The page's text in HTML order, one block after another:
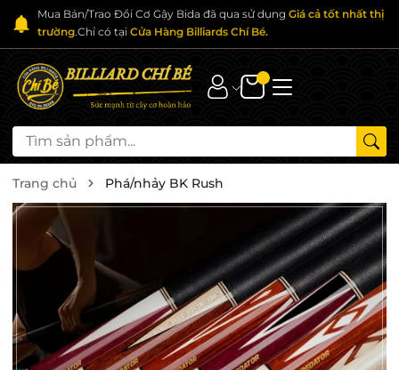
Mua Bán/Trao Đổi Cơ Gậy Bida đã qua sử dụng Giá cả tốt nhất thị
trường.Chỉ có tại Cửa Hàng Billiards Chí Bé.
Trang chủ Phá/nhảy BK Rush